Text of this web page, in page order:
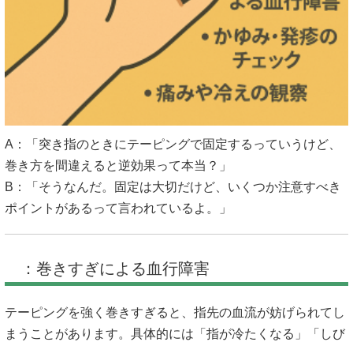
A：「突き指のときにテーピングで固定するっていうけど、
巻き方を間違えると逆効果って本当？」
B：「そうなんだ。固定は大切だけど、いくつか注意すべき
ポイントがあるって言われているよ。」
：巻きすぎによる血行障害
テーピングを強く巻きすぎると、指先の血流が妨げられてし
まうことがあります。具体的には「指が冷たくなる」「しび